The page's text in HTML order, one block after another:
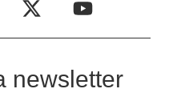
newsletter